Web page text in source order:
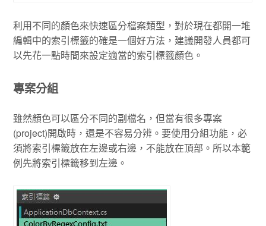
利用不同的顏色來快速區分檔案類型，對於現在都開一堆
編輯中的索引標籤的確是一個好方法，建議開發人員都可
以先花一點時間來設定適當的索引標籤顏色。
專案分組
雖然顏色可以區分不同的副檔名，但當有很多專案
(project)開啟時，還是不容易分辨。要使用分組功能，必
須將索引標籤放在左邊或右邊，不能放在頂部。所以本範
例先將索引標籤移到左邊。